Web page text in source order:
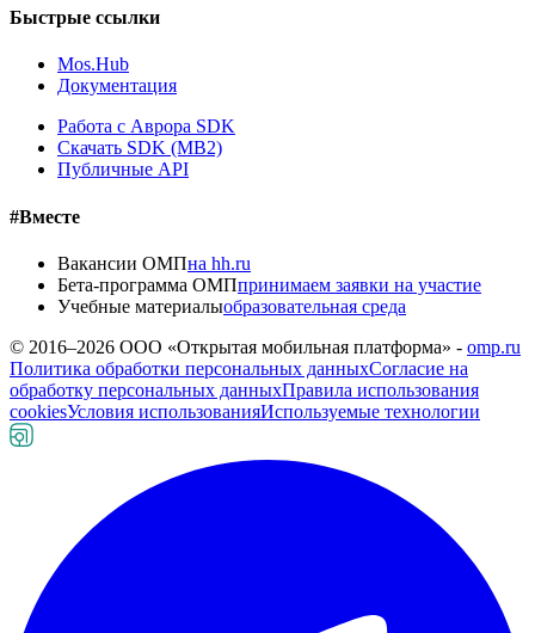
Быстрые ссылки
Mos.Hub
Документация
Работа с Аврора SDK
Скачать SDK (MB2)
Публичные API
#Вместе
Вакансии ОМПна hh.ru
Бета-программа ОМПпринимаем заявки на участие
Учебные материалыобразовательная среда
© 2016–2026 ООО «Открытая мобильная платформа» - omp.ru
Политика обработки персональных данныхСогласие на
обработку персональных данныхПравила использования
cookiesУсловия использованияИспользуемые технологии